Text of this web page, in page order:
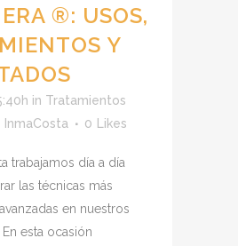
®: USOS,
Y
in Tratamientos
InmaCosta 0 Likes
trabajamos día a día
las técnicas más
en nuestros
esta ocasión